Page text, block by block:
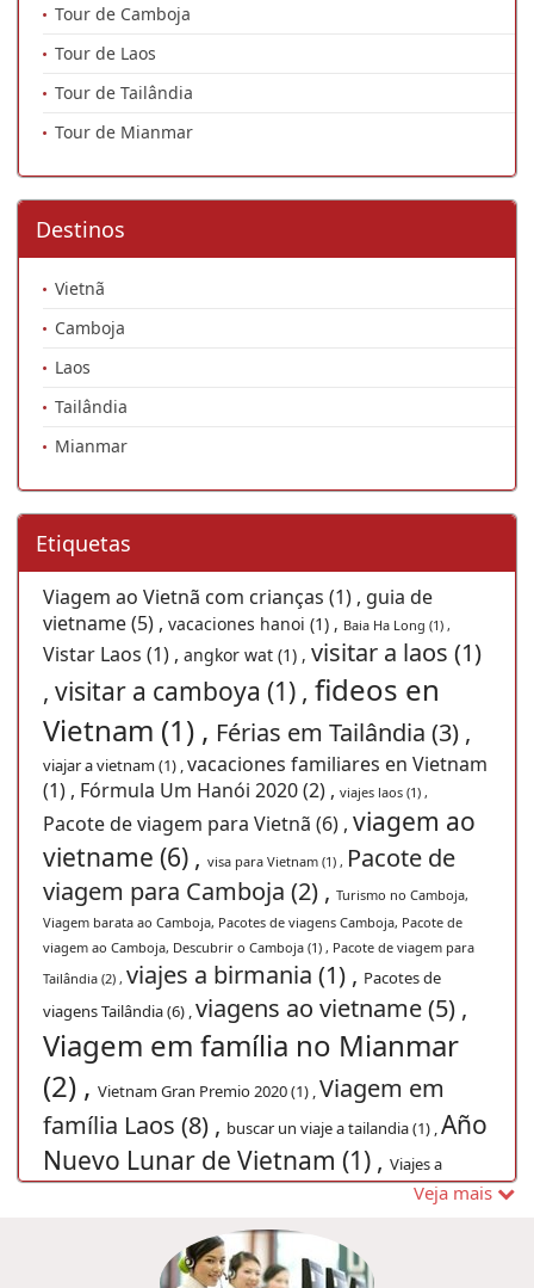
Tour de Camboja
Tour de Laos
Tour de Tailândia
Tour de Mianmar
Destinos
Vietnã
Camboja
Laos
Tailândia
Mianmar
Etiquetas
Viagem ao Vietnã com crianças (1) , guia de
vietname (5) , vacaciones hanoi (1) , Baia Ha Long (1) ,
Vistar Laos (1) , angkor wat (1) , visitar a laos (1)
, visitar a camboya (1) , fideos en
Vietnam (1) , Férias em Tailândia (3) ,
viajar a vietnam (1) ,vacaciones familiares en Vietnam
(1) , Fórmula Um Hanói 2020 (2) , viajes laos (1) ,
Pacote de viagem para Vietnã (6) , viagem ao
vietname (6) , visa para Vietnam (1) , Pacote de
viagem para Camboja (2) , Turismo no Camboja,
Viagem barata ao Camboja, Pacotes de viagens Camboja, Pacote de
viagem ao Camboja, Descubrir o Camboja (1) , Pacote de viagem para
Tailândia (2) , viajes a birmania (1) , Pacotes de
viagens Tailândia (6) ,viagens ao vietname (5) ,
Viagem em família no Mianmar
(2) , Vietnam Gran Premio 2020 (1) ,Viagem em
família Laos (8) , buscar un viaje a tailandia (1) ,Año
Nuevo Lunar de Vietnam (1) , Viajes a
Visados de Vietnam 2018
Indochina (1) ,Excursões no Vietnã (5) ,
Veja mais